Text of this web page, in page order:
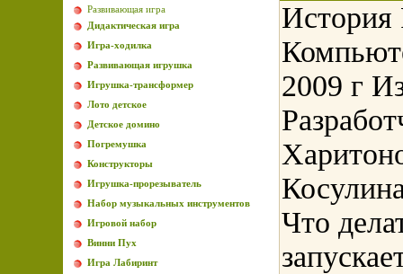
Развивающая игра
Дидактическая игра
Игра-ходилка
Развивающая игрушка
Игрушка-трансформер
Лото детское
Детское домино
Погремушка
Конструкторы
Игрушка-прорезыватель
Набор музыкальных инструментов
Игровой набор
Винни Пух
Игра Лабиринт
2009 г
Что